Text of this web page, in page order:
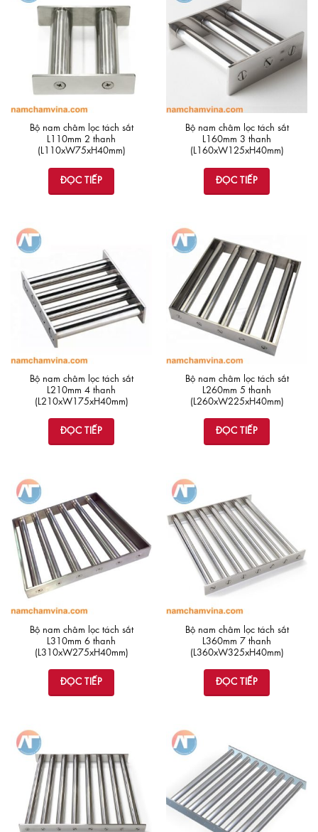
Bộ nam châm lọc tách sắt
L110mm 2 thanh
(L110xW75xH40mm)
ĐỌC TIẾP
Bộ nam châm lọc tách sắt
L160mm 3 thanh
(L160xW125xH40mm)
ĐỌC TIẾP
Bộ nam châm lọc tách sắt
L210mm 4 thanh
(L210xW175xH40mm)
ĐỌC TIẾP
Bộ nam châm lọc tách sắt
L260mm 5 thanh
(L260xW225xH40mm)
ĐỌC TIẾP
Bộ nam châm lọc tách sắt
L310mm 6 thanh
(L310xW275xH40mm)
ĐỌC TIẾP
Bộ nam châm lọc tách sắt
L360mm 7 thanh
(L360xW325xH40mm)
ĐỌC TIẾP